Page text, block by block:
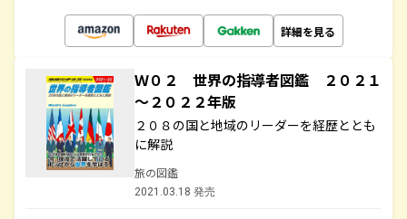
詳細を見る
Ｗ０２ 世界の指導者図鑑 ２０２１
～２０２２年版
２０８の国と地域のリーダーを経歴ととも
に解説
旅の図鑑
2021.03.18 発売